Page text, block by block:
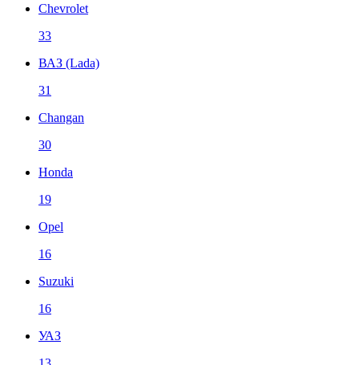
Chevrolet
33
ВАЗ (Lada)
31
Changan
30
Honda
19
Opel
16
Suzuki
16
УАЗ